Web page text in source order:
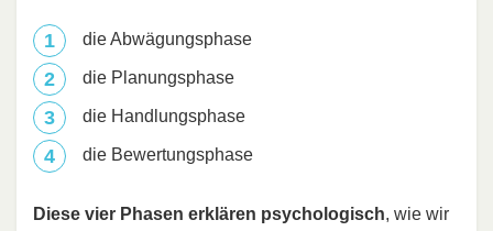
die Abwägungsphase
die Planungsphase
die Handlungsphase
die Bewertungsphase
Diese vier Phasen erklären psychologisch, wie wir